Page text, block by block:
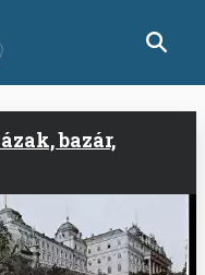
bazár,